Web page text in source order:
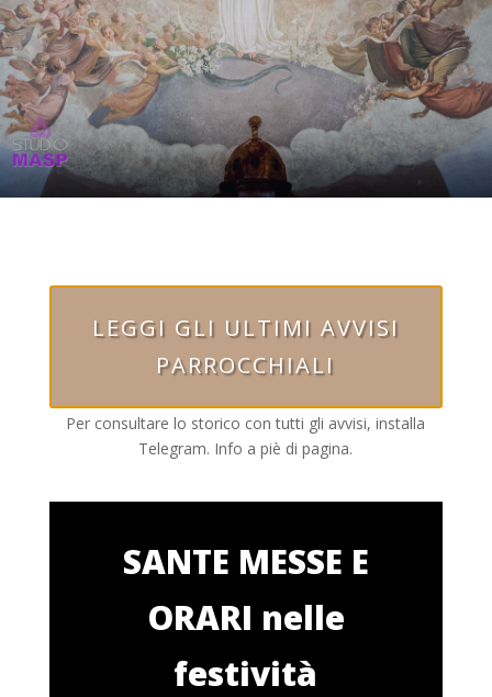
LEGGI GLI ULTIMI AVVISI
PARROCCHIALI
Per consultare lo storico con tutti gli avvisi, installa
Telegram. Info a piè di pagina.
SANTE MESSE E
ORARI nelle
festività